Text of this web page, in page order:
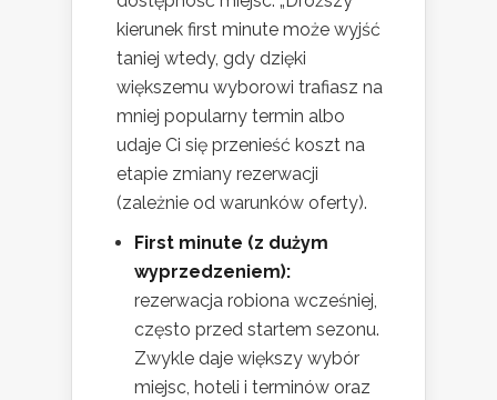
kierunek first minute może wyjść
taniej wtedy, gdy dzięki
większemu wyborowi trafiasz na
mniej popularny termin albo
udaje Ci się przenieść koszt na
etapie zmiany rezerwacji
(zależnie od warunków oferty).
First minute (z dużym
wyprzedzeniem):
rezerwacja robiona wcześniej,
często przed startem sezonu.
Zwykle daje większy wybór
miejsc, hoteli i terminów oraz